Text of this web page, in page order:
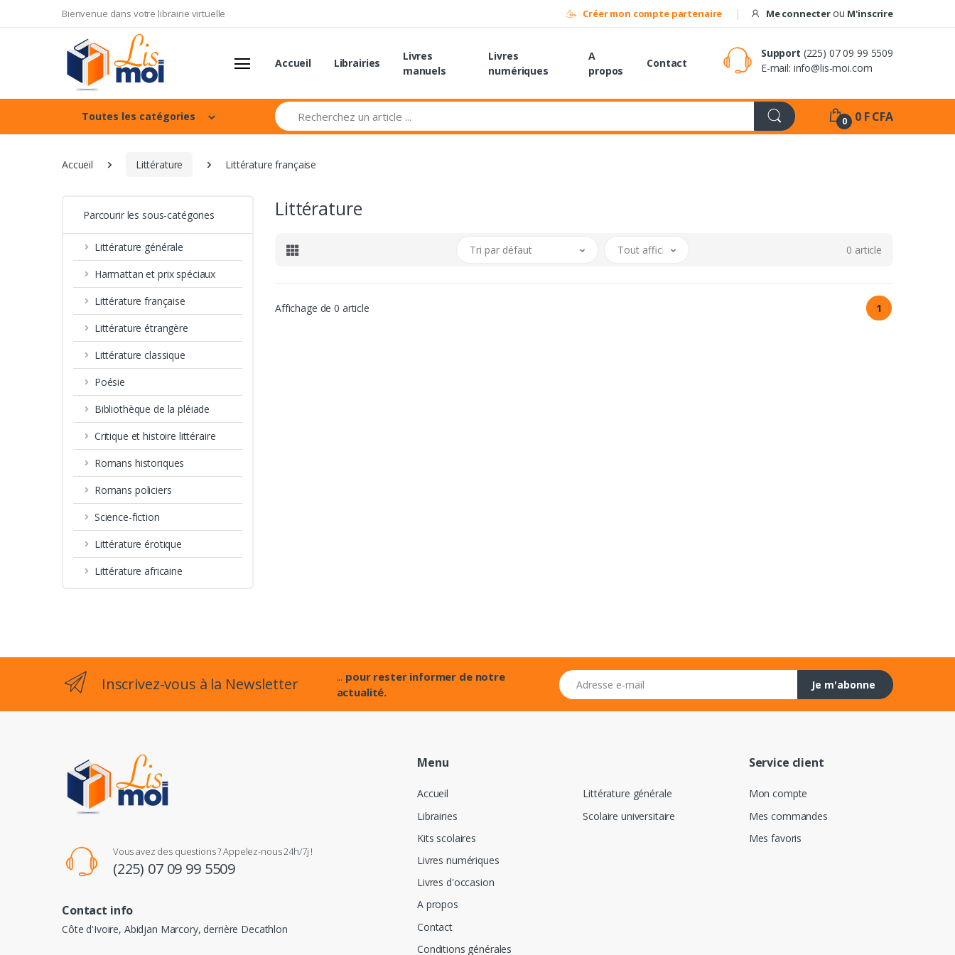
Bienvenue dans votre librairie virtuelle Créer mon compte partenaire Me connecterou M'inscrire
Accueil Librairies
Livres
manuels
Livres
numériques
A
propos
Contact
Support (225) 07 09 99 5509
E-mail: info@lis-moi.com
Toutes les catégories
Recherche
0 0 F CFA
Accueil Littérature Littérature française
Parcourir les sous-catégories
Littérature générale
Harmattan et prix spéciaux
Littérature française
Littérature étrangère
Littérature classique
Poésie
Bibliothèque de la pléiade
Critique et histoire littéraire
Romans historiques
Romans policiers
Science-fiction
Littérature érotique
Littérature africaine
Littérature
Tri par défaut Tout afficher 0 article
Affichage de 0 article 1
Inscrivez-vous à la Newsletter ... pour rester informer de notre
actualité.
Adresse e-mail
Je m'abonne
Vous avez des questions ? Appelez-nous 24h/7j !
(225) 07 09 99 5509
Contact info
Côte d'Ivoire, Abidjan Marcory, derrière Decathlon
Menu
Accueil
Librairies
Kits scolaires
Livres numériques
Livres d'occasion
A propos
Contact
Conditions générales
Littérature générale
Scolaire universitaire
Service client
Mon compte
Mes commandes
Mes favoris